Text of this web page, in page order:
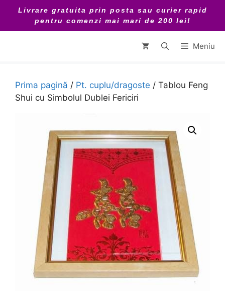
conținut
Livrare gratuita prin posta sau curier rapid
pentru comenzi mai mari de 200 lei!
Meniu
Prima pagină / Pt. cuplu/dragoste / Tablou Feng
Shui cu Simbolul Dublei Fericiri